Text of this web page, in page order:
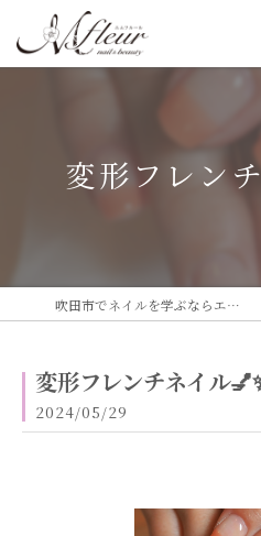
変形フレン
吹田市でネイルを学ぶならエムフルール
変形フレンチネイル
2024/05/29